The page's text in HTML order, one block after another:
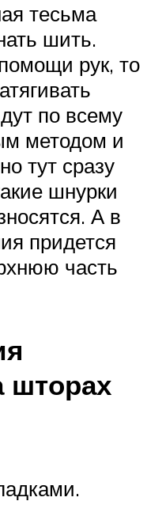
тесьма
шить.
рук, то
по всему
методом и
тут сразу
шнурки
А в
придется
часть
шторах